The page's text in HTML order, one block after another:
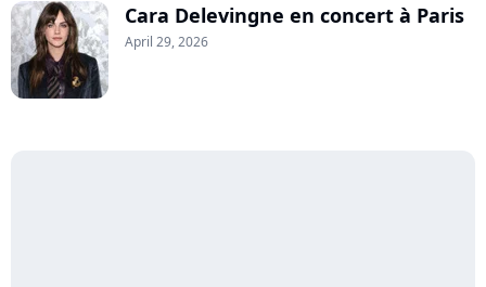
Cara Delevingne en concert à Paris
April 29, 2026